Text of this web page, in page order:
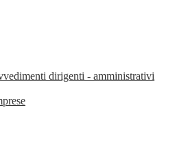
dirigenti - amministrativi